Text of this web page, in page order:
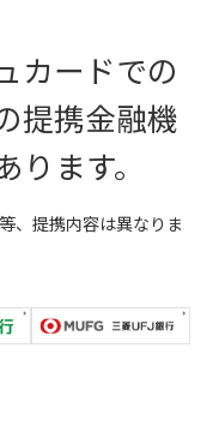
200万円
0円～
200万円
0円～
ンス情報
さい。
カードでの
提携金融機
ります。
、提携内容は異なりま